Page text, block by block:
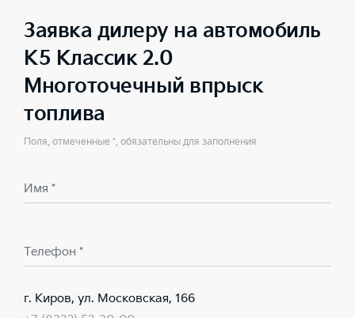
Заявка дилеру на автомобиль
K5 Классик 2.0
Многоточечный впрыск
топлива
Поля, отмеченные *, обязательны для заполнения
Имя *
Телефон *
г. Киров, ул. Московская, 166